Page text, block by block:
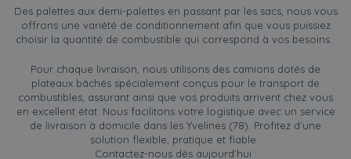
Des palettes aux demi-palettes en passant par les sacs, nous vous
offrons une variété de conditionnement afin que vous puissiez
choisir la quantité de combustible qui correspond à vos besoins.
Pour chaque livraison, nous utilisons des camions dotés de
plateaux bâchés spécialement conçus pour le transport de
combustibles, assurant ainsi que vos produits arrivent chez vous
en excellent état. Nous facilitons votre logistique avec un service
de livraison à domicile dans les Yvelines (78). Profitez d'une
solution flexible, pratique et fiable.
Contactez-nous dès aujourd'hui :